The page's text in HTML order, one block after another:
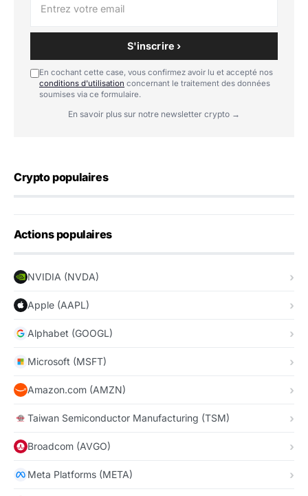
S'inscrire ›
En cochant cette case, vous confirmez avoir lu et accepté nos
conditions d'utilisation concernant le traitement des données
soumises via ce formulaire.
En savoir plus sur notre newsletter crypto →
Crypto populaires
Actions populaires
NVIDIA (NVDA)
Apple (AAPL)
Alphabet (GOOGL)
Microsoft (MSFT)
Amazon.com (AMZN)
Taiwan Semiconductor Manufacturing (TSM)
Broadcom (AVGO)
Meta Platforms (META)